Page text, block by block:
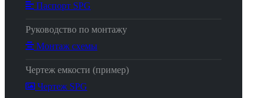
Паспорт SPG
Руководство по монтажу
Монтаж схемы
Чертеж емкости (пример)
Чертеж SPG